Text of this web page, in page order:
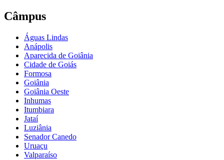
Câmpus
Águas Lindas
Anápolis
Aparecida de Goiânia
Cidade de Goiás
Formosa
Goiânia
Goiânia Oeste
Inhumas
Itumbiara
Jataí
Luziânia
Senador Canedo
Uruaçu
Valparaíso